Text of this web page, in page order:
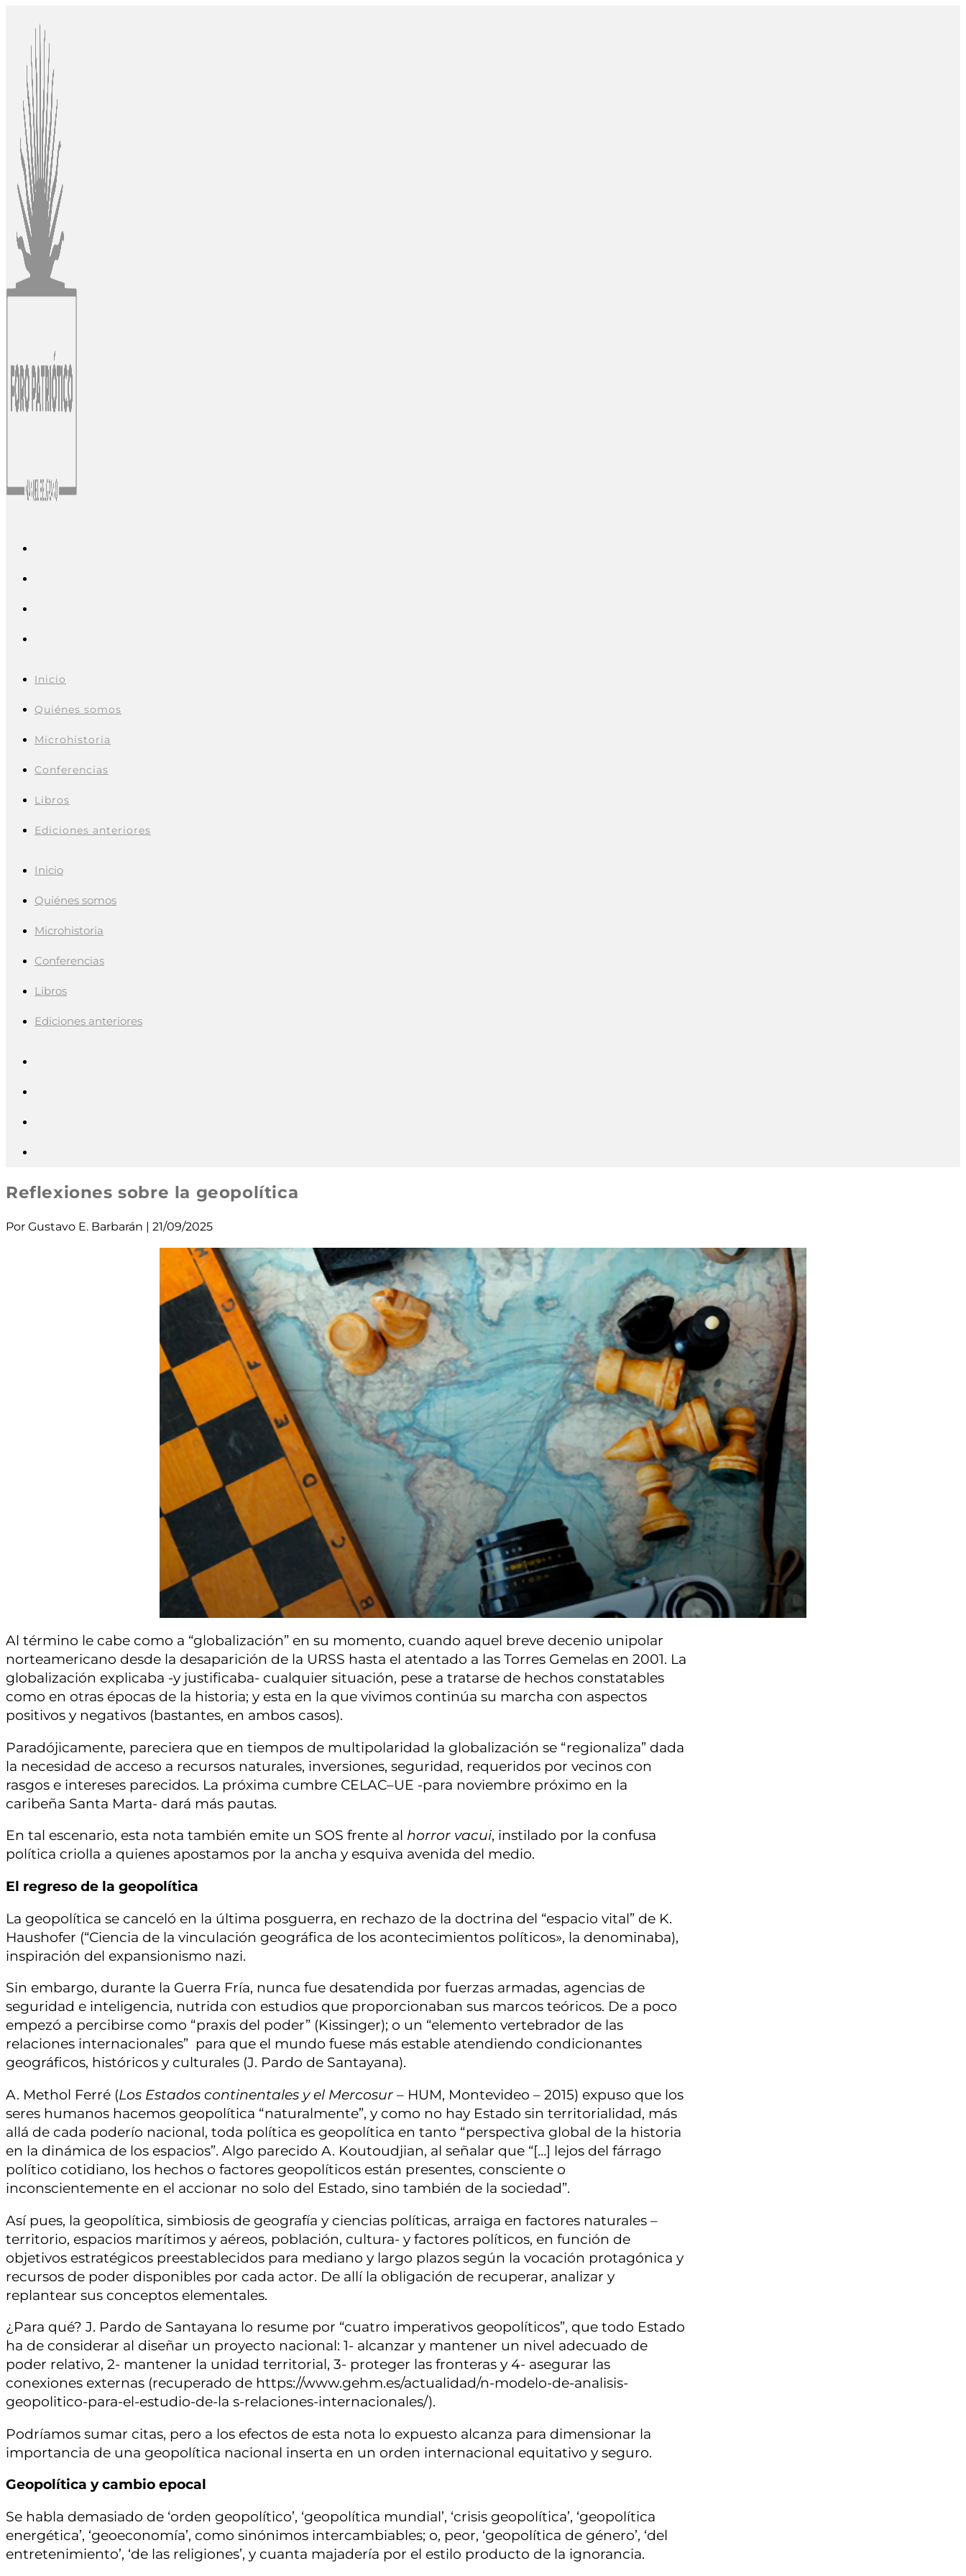
contenido
Inicio
Quiénes somos
Microhistoria
Conferencias
Libros
Ediciones anteriores
Inicio
Quiénes somos
Microhistoria
Conferencias
Libros
Ediciones anteriores
Reflexiones sobre la geopolítica
Por Gustavo E. Barbarán | 21/09/2025
Al término le cabe como a “globalización” en su momento, cuando aquel breve decenio unipolar
norteamericano desde la desaparición de la URSS hasta el atentado a las Torres Gemelas en 2001. La
globalización explicaba -y justificaba- cualquier situación, pese a tratarse de hechos constatables
como en otras épocas de la historia; y esta en la que vivimos continúa su marcha con aspectos
positivos y negativos (bastantes, en ambos casos).
Paradójicamente, pareciera que en tiempos de multipolaridad la globalización se “regionaliza” dada
la necesidad de acceso a recursos naturales, inversiones, seguridad, requeridos por vecinos con
rasgos e intereses parecidos. La próxima cumbre CELAC–UE -para noviembre próximo en la
caribeña Santa Marta- dará más pautas.
En tal escenario, esta nota también emite un SOS frente al horror vacui, instilado por la confusa
política criolla a quienes apostamos por la ancha y esquiva avenida del medio.
El regreso de la geopolítica
La geopolítica se canceló en la última posguerra, en rechazo de la doctrina del “espacio vital” de K.
Haushofer (“Ciencia de la vinculación geográfica de los acontecimientos políticos», la denominaba),
inspiración del expansionismo nazi.
Sin embargo, durante la Guerra Fría, nunca fue desatendida por fuerzas armadas, agencias de
seguridad e inteligencia, nutrida con estudios que proporcionaban sus marcos teóricos. De a poco
empezó a percibirse como “praxis del poder” (Kissinger); o un “elemento vertebrador de las
relaciones internacionales” para que el mundo fuese más estable atendiendo condicionantes
geográficos, históricos y culturales (J. Pardo de Santayana).
A. Methol Ferré (Los Estados continentales y el Mercosur – HUM, Montevideo – 2015) expuso que los
seres humanos hacemos geopolítica “naturalmente”, y como no hay Estado sin territorialidad, más
allá de cada poderío nacional, toda política es geopolítica en tanto “perspectiva global de la historia
en la dinámica de los espacios”. Algo parecido A. Koutoudjian, al señalar que “[…] lejos del fárrago
político cotidiano, los hechos o factores geopolíticos están presentes, consciente o
inconscientemente en el accionar no solo del Estado, sino también de la sociedad”.
Así pues, la geopolítica, simbiosis de geografía y ciencias políticas, arraiga en factores naturales –
territorio, espacios marítimos y aéreos, población, cultura- y factores políticos, en función de
objetivos estratégicos preestablecidos para mediano y largo plazos según la vocación protagónica y
recursos de poder disponibles por cada actor. De allí la obligación de recuperar, analizar y
replantear sus conceptos elementales.
¿Para qué? J. Pardo de Santayana lo resume por “cuatro imperativos geopolíticos”, que todo Estado
ha de considerar al diseñar un proyecto nacional: 1- alcanzar y mantener un nivel adecuado de
poder relativo, 2- mantener la unidad territorial, 3- proteger las fronteras y 4- asegurar las
conexiones externas (recuperado de https://www.gehm.es/actualidad/n-modelo-de-analisis-
geopolitico-para-el-estudio-de-la s-relaciones-internacionales/).
Podríamos sumar citas, pero a los efectos de esta nota lo expuesto alcanza para dimensionar la
importancia de una geopolítica nacional inserta en un orden internacional equitativo y seguro.
Geopolítica y cambio epocal
Se habla demasiado de ‘orden geopolítico’, ‘geopolítica mundial’, ‘crisis geopolítica’, ‘geopolítica
energética’, ‘geoeconomía’, como sinónimos intercambiables; o, peor, ‘geopolítica de género’, ‘del
entretenimiento’, ‘de las religiones’, y cuanta majadería por el estilo producto de la ignorancia.